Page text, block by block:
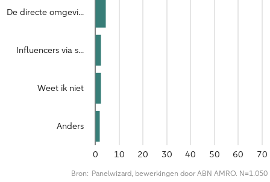
0 10 20 30 40 50 60 70
Bron: Panelwizard, bewerkingen door ABN AMRO. N=1.050
De directe omgevi...
Influencers via s...
Weet ik niet
Anders